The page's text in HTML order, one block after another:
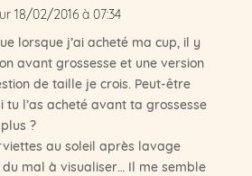
18/02/2016 à 07:34
lorsque j’ai acheté ma cup, il y
avant grossesse et une version
de taille je crois. Peut-être
tu l’as acheté avant ta grossesse
?
au soleil après lavage
du mal à visualiser… Il me semble